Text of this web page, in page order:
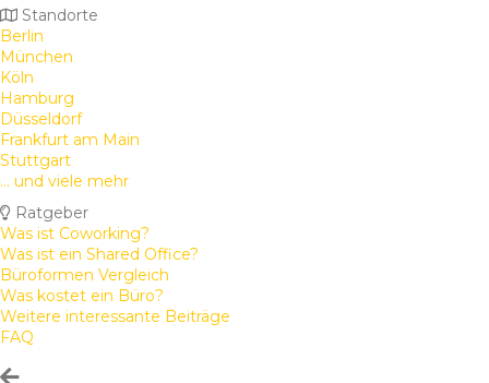
Standorte
Berlin
München
Köln
Hamburg
Düsseldorf
Frankfurt am Main
Stuttgart
... und viele mehr
Ratgeber
Was ist Coworking?
Was ist ein Shared Office?
Büroformen Vergleich
Was kostet ein Büro?
Weitere interessante Beiträge
FAQ